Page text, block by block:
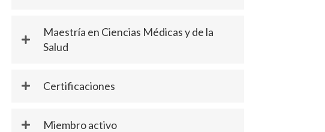
Maestría en Ciencias Médicas y de la
Salud
Certificaciones
Miembro activo